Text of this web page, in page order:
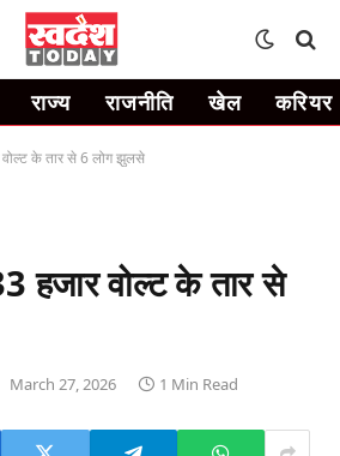
राज्य राजनीति खेल करियर
वोल्ट के तार से 6 लोग झुलसे
हजार वोल्ट के तार से
March 27, 2026 1 Min Read